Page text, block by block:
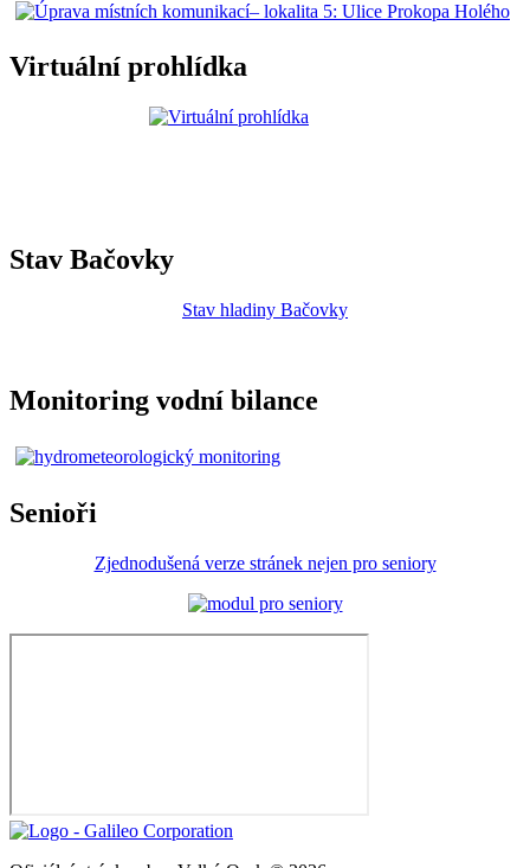
Virtuální prohlídka
Stav Bačovky
Stav hladiny Bačovky
Monitoring vodní bilance
Senioři
Zjednodušená verze stránek nejen pro seniory